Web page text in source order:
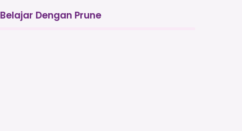
Belajar Dengan Prune